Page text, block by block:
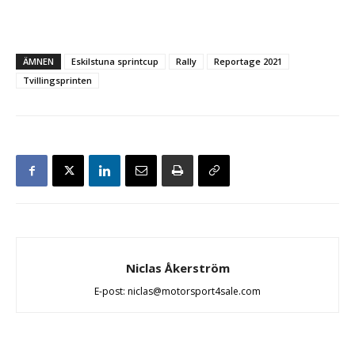
ÄMNEN Eskilstuna sprintcup Rally
Reportage 2021
Tvillingsprinten
Niclas Åkerström
E-post: niclas@motorsport4sale.com